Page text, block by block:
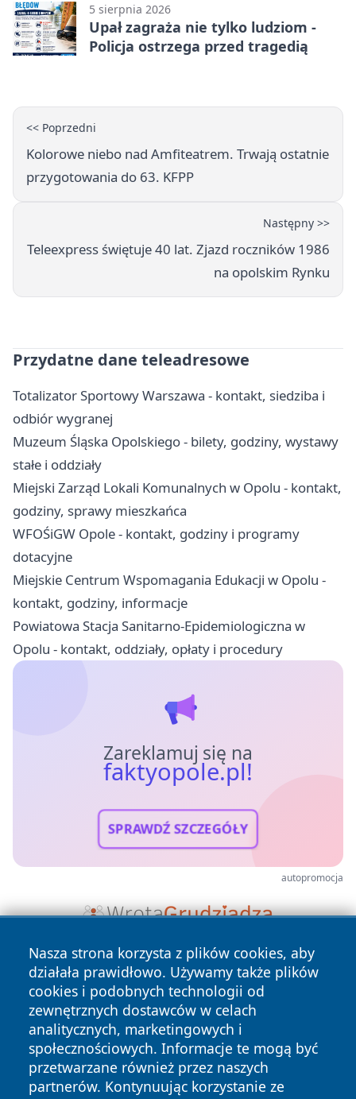
5 sierpnia 2026
Upał zagraża nie tylko ludziom -
Policja ostrzega przed tragedią
<< Poprzedni
Kolorowe niebo nad Amfiteatrem. Trwają ostatnie
przygotowania do 63. KFPP
Następny >>
Teleexpress świętuje 40 lat. Zjazd roczników 1986
na opolskim Rynku
Przydatne dane teleadresowe
Totalizator Sportowy Warszawa - kontakt, siedziba i
odbiór wygranej
Muzeum Śląska Opolskiego - bilety, godziny, wystawy
stałe i oddziały
Miejski Zarząd Lokali Komunalnych w Opolu - kontakt,
godziny, sprawy mieszkańca
WFOŚiGW Opole - kontakt, godziny i programy
dotacyjne
Miejskie Centrum Wspomagania Edukacji w Opolu -
kontakt, godziny, informacje
Powiatowa Stacja Sanitarno-Epidemiologiczna w
Opolu - kontakt, oddziały, opłaty i procedury
Zareklamuj się na
faktyopole.pl!
SPRAWDŹ SZCZEGÓŁY
autopromocja
Nasza strona korzysta z plików cookies, aby
działała prawidłowo. Używamy także plików
cookies i podobnych technologii od
zewnętrznych dostawców w celach
analitycznych, marketingowych i
społecznościowych. Informacje te mogą być
przetwarzane również przez naszych
partnerów. Kontynuując korzystanie ze
Copyright © 2026 faktyopole.pl Wszystkie prawa zastrzeżone.